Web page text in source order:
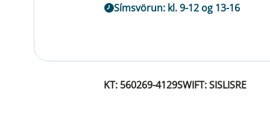
Símsvörun: kl. 9-12 og 13-16
KT: 560269-4129SWIFT: SISLISRE